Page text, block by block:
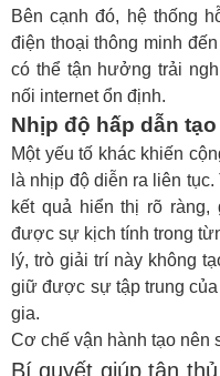
Bên cạnh đó, hệ thống
điện thoại thông minh
có thể tận hưởng trải
nối internet ổn định.
Nhịp độ hấp dẫn
Một yếu tố khác khiến
là nhịp độ diễn ra liên
kết quả hiển thị rõ ràng,
được sự kịch tính trong
lý, trò giải trí này không
giữ được sự tập trung
gia.
Cơ chế vận hành tạo nên
Bí quyết giúp tân